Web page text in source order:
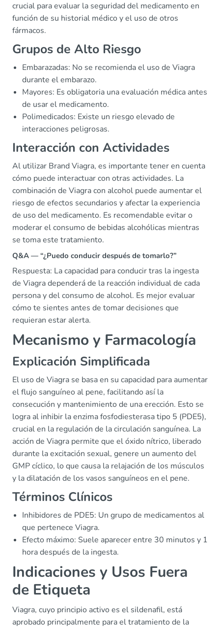
crucial para evaluar la seguridad del medicamento en
función de su historial médico y el uso de otros
fármacos.
Grupos de Alto Riesgo
Embarazadas: No se recomienda el uso de Viagra
durante el embarazo.
Mayores: Es obligatoria una evaluación médica antes
de usar el medicamento.
Polimedicados: Existe un riesgo elevado de
interacciones peligrosas.
Interacción con Actividades
Al utilizar Brand Viagra, es importante tener en cuenta
cómo puede interactuar con otras actividades. La
combinación de Viagra con alcohol puede aumentar el
riesgo de efectos secundarios y afectar la experiencia
de uso del medicamento. Es recomendable evitar o
moderar el consumo de bebidas alcohólicas mientras
se toma este tratamiento.
Q&A — “¿Puedo conducir después de tomarlo?”
Respuesta: La capacidad para conducir tras la ingesta
de Viagra dependerá de la reacción individual de cada
persona y del consumo de alcohol. Es mejor evaluar
cómo te sientes antes de tomar decisiones que
requieran estar alerta.
Mecanismo y Farmacología
Explicación Simplificada
El uso de Viagra se basa en su capacidad para aumentar
el flujo sanguíneo al pene, facilitando así la
consecución y mantenimiento de una erección. Esto se
logra al inhibir la enzima fosfodiesterasa tipo 5 (PDE5),
crucial en la regulación de la circulación sanguínea. La
acción de Viagra permite que el óxido nítrico, liberado
durante la excitación sexual, genere un aumento del
GMP cíclico, lo que causa la relajación de los músculos
y la dilatación de los vasos sanguíneos en el pene.
Términos Clínicos
Inhibidores de PDE5: Un grupo de medicamentos al
que pertenece Viagra.
Efecto máximo: Suele aparecer entre 30 minutos y 1
hora después de la ingesta.
Indicaciones y Usos Fuera
de Etiqueta
Viagra, cuyo principio activo es el sildenafil, está
aprobado principalmente para el tratamiento de la